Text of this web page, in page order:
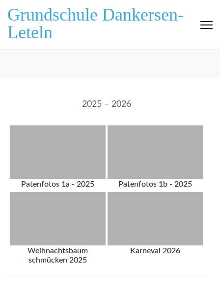
Inhalt
springen
(Eingabetaste
Grundschule Dankersen-
Leteln
2025 – 2026
Patenfotos 1a - 2025 Patenfotos 1b - 2025
Weihnachtsbaum
schmücken 2025
Karneval 2026